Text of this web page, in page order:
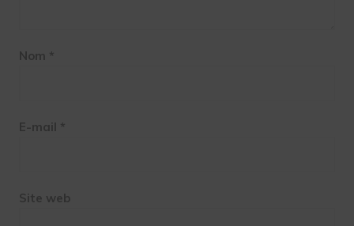
Nom *
E-mail *
Site web